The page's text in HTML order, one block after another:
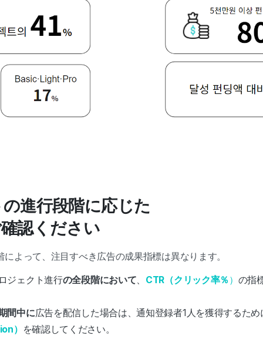
進行段階に応じた
認ください
よって、注目すべき広告の成果指標は異なります。
ジェクト進行の全段階において、 CTR（クリック率％ ） の指
間中に広告を配信した場合は、通知登録者1人を獲得するた
） を確認してください。